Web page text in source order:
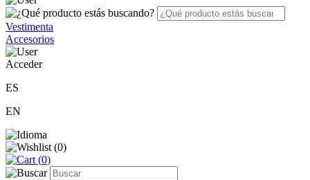
Vestimenta
Accesorios
Acceder
ES
EN
(0)
(0)